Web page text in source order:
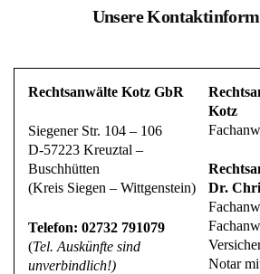
Unsere
Rechtsanwälte Kotz GbR
Siegener Str. 104 – 106
D-57223 Kreuztal –
Buschhütten
(Kreis Siegen – Wittgenstein)
Telefon: 02732 791079
(Tel. Auskünfte sind
unverbindlich!)
Kotz
Dr.
Notar